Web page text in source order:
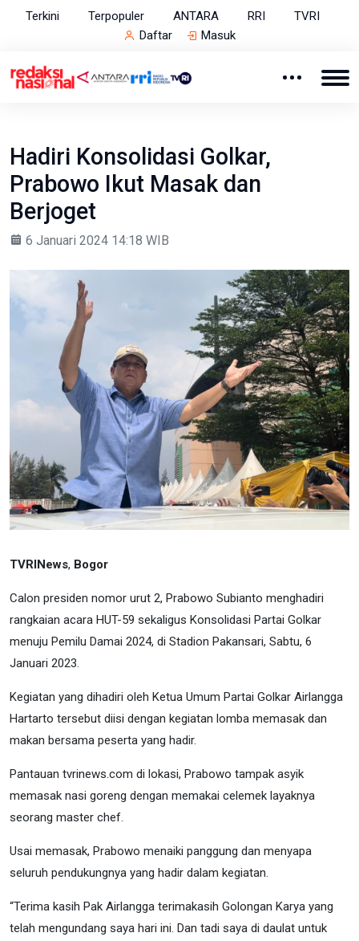
Terkini Terpopuler ANTARA RRI
TVRI
Daftar
Masuk
Hadiri Konsolidasi Golkar,
Prabowo Ikut Masak dan
Berjoget
6 Januari 2024 14:18 WIB
TVRINews, Bogor
Calon presiden nomor urut 2, Prabowo Subianto menghadiri
rangkaian acara HUT-59 sekaligus Konsolidasi Partai Golkar
menuju Pemilu Damai 2024, di Stadion Pakansari, Sabtu, 6
Januari 2023.
Kegiatan yang dihadiri oleh Ketua Umum Partai Golkar Airlangga
Hartarto tersebut diisi dengan kegiatan lomba memasak dan
makan bersama peserta yang hadir.
Pantauan tvrinews.com di lokasi, Prabowo tampak asyik
memasak nasi goreng dengan memakai celemek layaknya
seorang master chef.
Usai memasak, Prabowo menaiki panggung dan menyapa
seluruh pendukungnya yang hadir dalam kegiatan.
“Terima kasih Pak Airlangga terimakasih Golongan Karya yang
telah mengundang saya hari ini. Dan tadi saya di daulat untuk